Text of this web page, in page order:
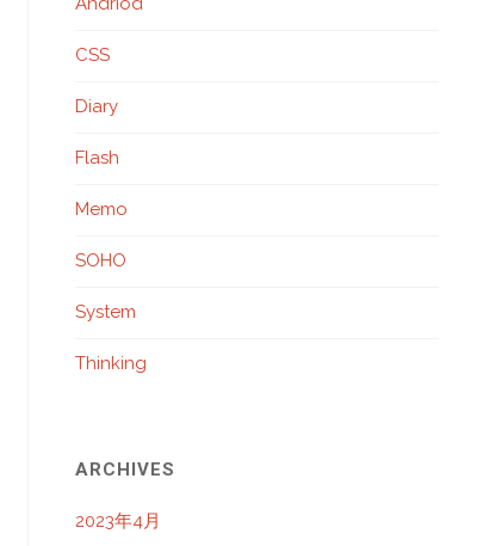
CSS
Diary
Flash
Memo
SOHO
System
Thinking
ARCHIVES
2023年4月